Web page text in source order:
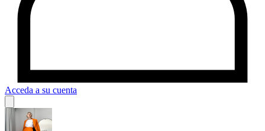
Acceda a su cuenta